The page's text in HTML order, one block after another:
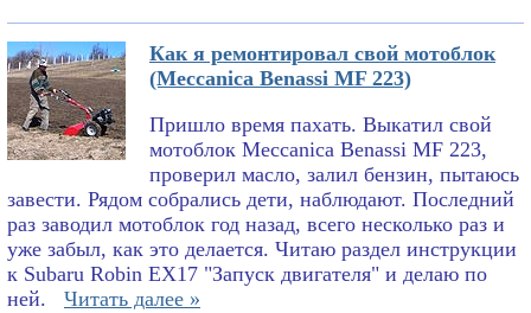
Как я ремонтировал свой мотоблок
(Meccanica Benassi MF 223)
Пришло время пахать. Выкатил свой
мотоблок Meccanica Benassi MF 223,
проверил масло, залил бензин, пытаюсь
завести. Рядом собрались дети, наблюдают. Последний
раз заводил мотоблок год назад, всего несколько раз и
уже забыл, как это делается. Читаю раздел инструкции
к Subaru Robin EX17 "Запуск двигателя" и делаю по
ней.
Читать далее »